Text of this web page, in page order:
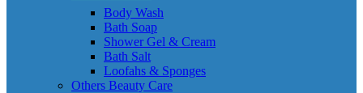
Body Wash
Bath Soap
Shower Gel & Cream
Bath Salt
Loofahs & Sponges
Others Beauty Care